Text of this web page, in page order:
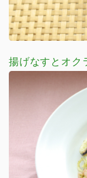
揚げなすとオク